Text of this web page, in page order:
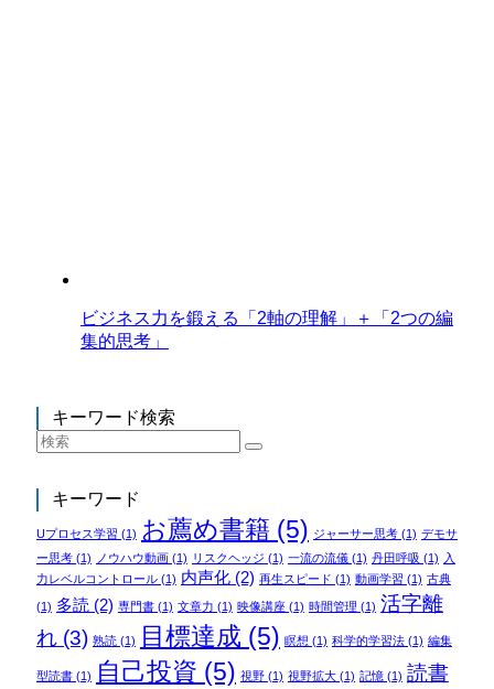
ビジネス力を鍛える「2軸の理解」＋「2つの編
集的思考」
キーワード検索
キーワード
Uプロセス学習 (1) お薦め書籍 (5) ジャーサー思考(1) デモサ
ー思考(1) ノウハウ動画(1) リスクヘッジ (1) 一流の流儀(1) 丹田呼吸 (1) 入
力レベルコントロール(1) 内声化(2) 再生スピード (1) 動画学習 (1) 古典
(1) 多読 (2) 専門書(1) 文章力 (1) 映像講座(1) 時間管理 (1) 活字離
れ(3) 熟読(1) 目標達成 (5) 瞑想 (1) 科学的学習法(1) 編集
型読書(1) 自己投資 (5) 視野(1) 視野拡大(1) 記憶(1) 読書